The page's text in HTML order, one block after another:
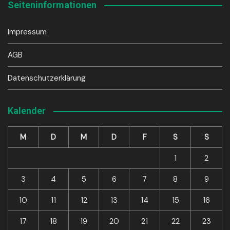
Seiteninformationen
Impressum
AGB
Datenschutzerklärung
Kalender
M D M D F S S
1 2
3 4 5 6 7 8 9
10 11 12 13 14 15 16
17 18 19 20 21 22 23